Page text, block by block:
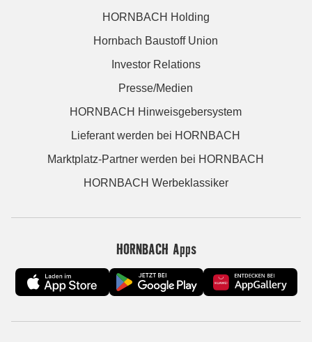
HORNBACH Holding
Hornbach Baustoff Union
Investor Relations
Presse/Medien
HORNBACH Hinweisgebersystem
Lieferant werden bei HORNBACH
Marktplatz-Partner werden bei HORNBACH
HORNBACH Werbeklassiker
HORNBACH Apps